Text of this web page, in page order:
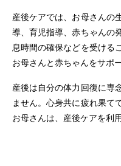
産後ケアでは、お母さんの
導、育児指導、赤ちゃんの
息時間の確保などを受ける
お母さんと赤ちゃんをサポ
産後は自分の体力回復に専
ません。心身共に疲れ果て
お母さんは、産後ケアを利